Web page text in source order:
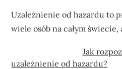
Uzależnienie od hazardu to
wiele osób na całym
Jak
uzależnienie od hazardu?